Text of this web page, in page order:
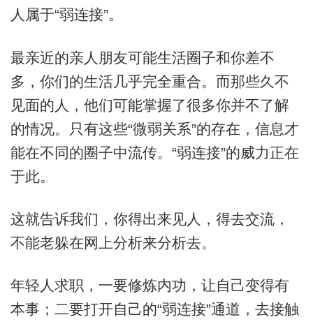
人属于“弱连接”。
最亲近的亲人朋友可能生活圈子和你差不
多，你们的生活几乎完全重合。而那些久不
见面的人，他们可能掌握了很多你并不了解
的情况。只有这些“微弱关系”的存在，信息才
能在不同的圈子中流传。“弱连接”的威力正在
于此。
这就告诉我们，你得出来见人，得去交流，
不能老躲在网上分析来分析去。
年轻人求职，一要修炼内功，让自己变得有
本事；二要打开自己的“弱连接”通道，去接触